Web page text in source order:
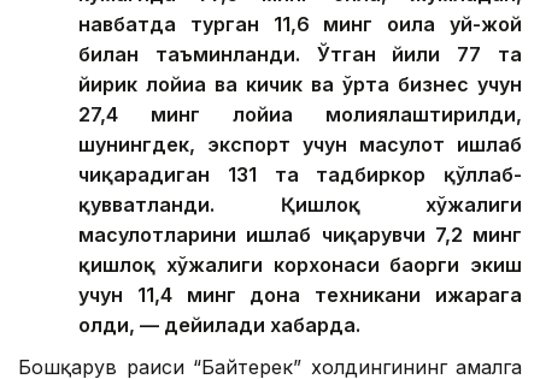
навбатда турган 11,6 минг оила уй-жой
билан таъминланди. Ўтган йили 77 та
йирик лойиҳа ва кичик ва ўрта бизнес учун
27,4 минг лойиҳа молиялаштирилди,
шунингдек, экспорт учун маҳсулот ишлаб
чиқарадиган 131 та тадбиркор қўллаб-
қувватланди. Қишлоқ хўжалиги
маҳсулотларини ишлаб чиқарувчи 7,2 минг
қишлоқ хўжалиги корхонаси баҳорги экиш
учун 11,4 минг дона техникани ижарага
олди, — дейилади хабарда.
Бошқарув раиси “Байтерек” холдингининг амалга